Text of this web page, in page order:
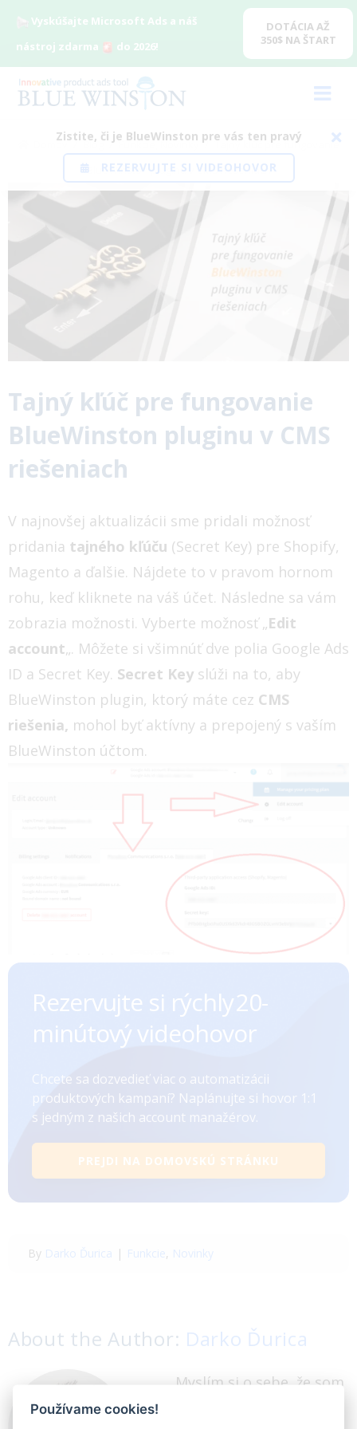
Vyskúšajte Microsoft Ads a náš
nástroj zdarma
do 2026!
DOTÁCIA AŽ
350$ NA ŠTART
Zistite, či je BlueWinston pre vás ten pravý
REZERVUJTE SI VIDEOHOVOR
Domov / Blog / Funkcie, Novinky / Tajný kľúč pre fungovanie
BlueWinston pluginu v CMS riešeniach
View
Tajný kľúč pre fungovanie
BlueWinston pluginu v CMS
riešeniach
V najnovšej aktualizácii sme pridali možnosť
pridania tajného kľúču (Secret Key) pre Shopify,
Magento a ďalšie. Nájdete to v pravom hornom
rohu, keď kliknete na váš účet. Následne sa vám
zobrazia možnosti. Vyberte možnosť „Edit
account„. Môžete si všimnúť dve polia Google Ads
ID a Secret Key. Secret Key slúži na to, aby
BlueWinston plugin, ktorý máte cez CMS
riešenia, mohol byť aktívny a prepojený s vaším
BlueWinston účtom.
Rezervujte si rýchly ㅤㅤㅤㅤ20-
minútový videohovor
Chcete sa dozvedieť viac o automatizácii
produktových kampaní? Naplánujte si hovor 1:1
s jedným z našich account manažérov.
PREJDI NA DOMOVSKÚ STRÁNKU
By Darko Ďurica | Funkcie, Novinky
About the Author: Darko Ďurica
Myslím si o sebe, že som
Používame cookies!